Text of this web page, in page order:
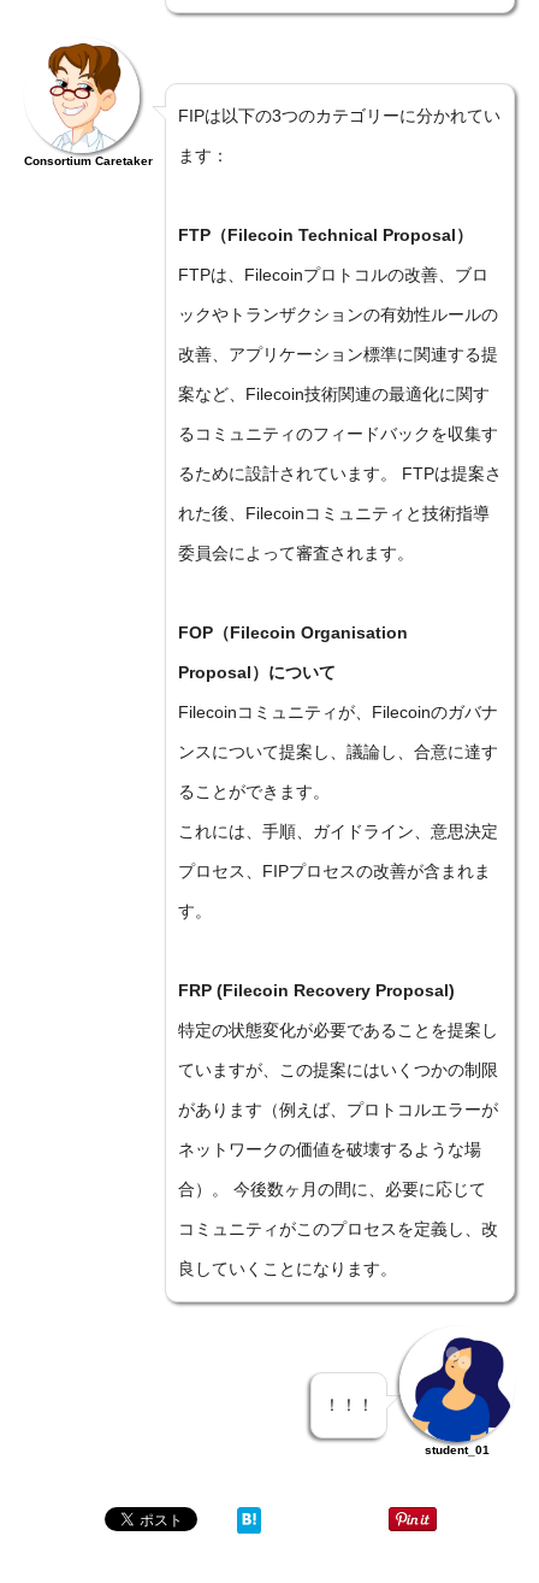
Consortium Caretaker
FIPは以下の3つのカテゴリーに分かれてい
ます：
FTP（Filecoin Technical Proposal）
FTPは、Filecoinプロトコルの改善、ブロ
ックやトランザクションの有効性ルールの
改善、アプリケーション標準に関連する提
案など、Filecoin技術関連の最適化に関す
るコミュニティのフィードバックを収集す
るために設計されています。 FTPは提案さ
れた後、Filecoinコミュニティと技術指導
委員会によって審査されます。
FOP（Filecoin Organisation
Proposal）について
Filecoinコミュニティが、Filecoinのガバナ
ンスについて提案し、議論し、合意に達す
ることができます。
これには、手順、ガイドライン、意思決定
プロセス、FIPプロセスの改善が含まれま
す。
FRP (Filecoin Recovery Proposal)
特定の状態変化が必要であることを提案し
ていますが、この提案にはいくつかの制限
があります（例えば、プロトコルエラーが
ネットワークの価値を破壊するような場
合）。 今後数ヶ月の間に、必要に応じて
コミュニティがこのプロセスを定義し、改
良していくことになります。
！！！
student_01